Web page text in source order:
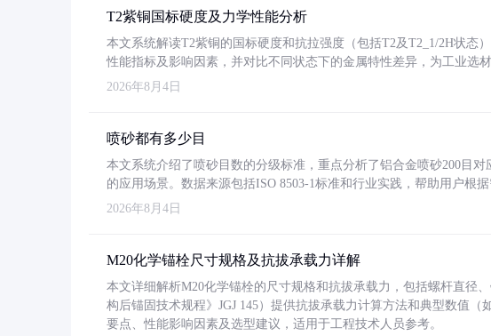
T2紫铜国标硬度及力学性能分析
本文系统解读T2紫铜的国标硬度和抗拉强度（包括T2及T2_1/2H状态
性能指标及影响因素，并对比不同状态下的金属特性差异，为工业选材
2026年8月4日
喷砂都有多少目
本文系统介绍了喷砂目数的分级标准，重点分析了铝合金喷砂200目
的应用场景。数据来源包括ISO 8503-1标准和行业实践，帮助用户根
2026年8月4日
M20化学锚栓尺寸规格及抗拔承载力详解
本文详细解析M20化学锚栓的尺寸规格和抗拔承载力，包括螺杆直径
构后锚固技术规程》JGJ 145）提供抗拔承载力计算方法和典型数值（
要点、性能影响因素及选型建议，适用于工程技术人员参考。